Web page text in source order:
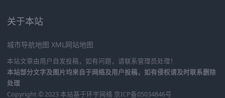
关于本站
城市导航地图 XML网站地图
本站文章由用户自发投稿，如有问题，请联系管理员处理！
本站部分文字及图片均来自于网络及用户投稿，如有侵权请及时联系删除
处理
Copyright © 2023 本站基于环宇网络 京ICP备05034846号